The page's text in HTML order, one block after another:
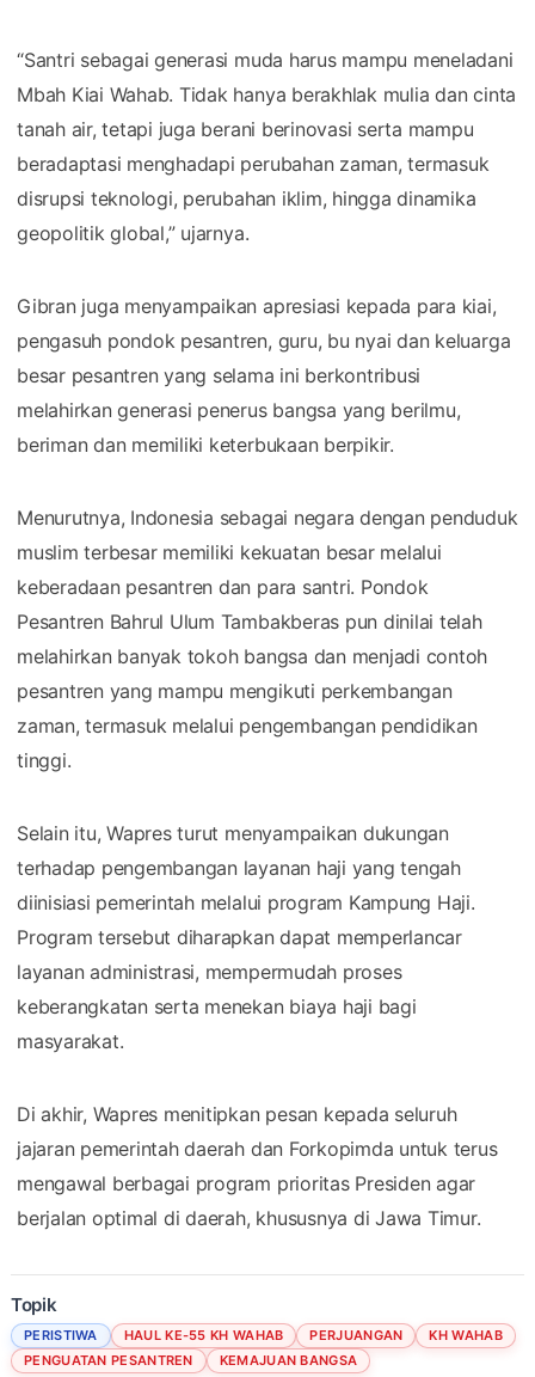
“Santri sebagai generasi muda harus mampu meneladani
Mbah Kiai Wahab. Tidak hanya berakhlak mulia dan cinta
tanah air, tetapi juga berani berinovasi serta mampu
beradaptasi menghadapi perubahan zaman, termasuk
disrupsi teknologi, perubahan iklim, hingga dinamika
geopolitik global,” ujarnya.
Gibran juga menyampaikan apresiasi kepada para kiai,
pengasuh pondok pesantren, guru, bu nyai dan keluarga
besar pesantren yang selama ini berkontribusi
melahirkan generasi penerus bangsa yang berilmu,
beriman dan memiliki keterbukaan berpikir.
Menurutnya, Indonesia sebagai negara dengan penduduk
muslim terbesar memiliki kekuatan besar melalui
keberadaan pesantren dan para santri. Pondok
Pesantren Bahrul Ulum Tambakberas pun dinilai telah
melahirkan banyak tokoh bangsa dan menjadi contoh
pesantren yang mampu mengikuti perkembangan
zaman, termasuk melalui pengembangan pendidikan
tinggi.
Selain itu, Wapres turut menyampaikan dukungan
terhadap pengembangan layanan haji yang tengah
diinisiasi pemerintah melalui program Kampung Haji.
Program tersebut diharapkan dapat memperlancar
layanan administrasi, mempermudah proses
keberangkatan serta menekan biaya haji bagi
masyarakat.
Di akhir, Wapres menitipkan pesan kepada seluruh
jajaran pemerintah daerah dan Forkopimda untuk terus
mengawal berbagai program prioritas Presiden agar
berjalan optimal di daerah, khususnya di Jawa Timur.
Topik
PERISTIWA HAUL KE-55 KH WAHAB PERJUANGAN
KH WAHAB
PENGUATAN PESANTREN
KEMAJUAN BANGSA